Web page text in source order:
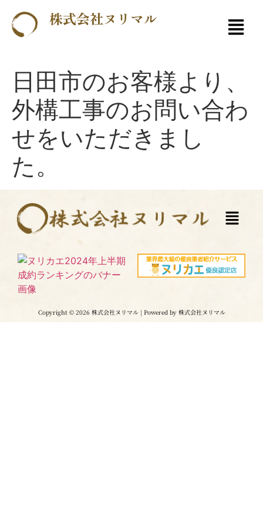
株式会社ヌリマル
日田市のお客様より、
外構工事のお問い合わ
せをいただきまし
た。
Copyright © 2026 株式会社ヌリマル | Powered by 株式会社ヌリマル